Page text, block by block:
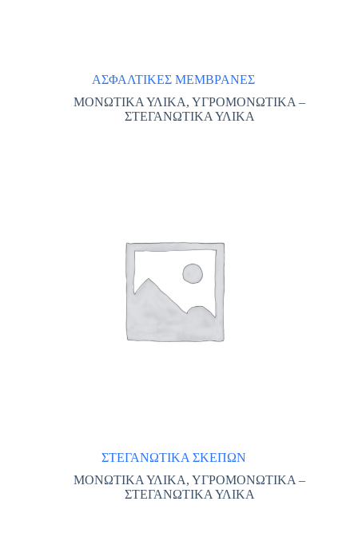
ΑΣΦΑΛΤΙΚΕΣ ΜΕΜΒΡΑΝΕΣ
ΜΟΝΩΤΙΚΑ ΥΛΙΚΑ,ΥΓΡΟΜΟΝΩΤΙΚΑ –
ΣΤΕΓΑΝΩΤΙΚΑ ΥΛΙΚΑ
ΣΤΕΓΑΝΩΤΙΚΑ ΣΚΕΠΩΝ
ΜΟΝΩΤΙΚΑ ΥΛΙΚΑ,ΥΓΡΟΜΟΝΩΤΙΚΑ –
ΣΤΕΓΑΝΩΤΙΚΑ ΥΛΙΚΑ